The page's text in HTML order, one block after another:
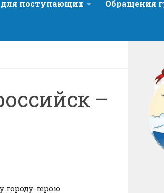
поступающих Обращения
–
городу-герою